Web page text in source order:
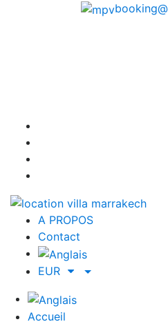
A PROPOS
Contact
EUR
Accueil